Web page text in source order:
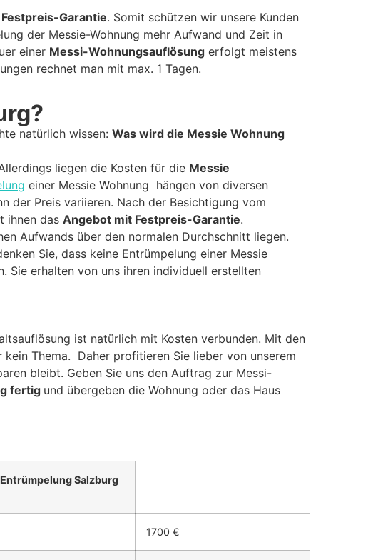
Garantie. Somit schützen wir unsere Kunden
der Messie-Wohnung mehr Aufwand und Zeit in
einer Messi-Wohnungsauflösung erfolgt meistens
rechnet man mit max. 1 Tagen.
natürlich wissen: Was wird die Messie Wohnung
liegen die Kosten für die Messie
einer Messie Wohnung hängen von diversen
der Preis variieren. Nach der Besichtigung vom
ihnen das Angebot mit Festpreis-Garantie.
Aufwands über den normalen Durchschnitt liegen.
Sie, dass keine Entrümpelung einer Messie
Sie erhalten von uns ihren individuell erstellten
ist natürlich mit Kosten verbunden. Mit den
Thema. Daher profitieren Sie lieber von unserem
bleibt. Geben Sie uns den Auftrag zur Messi-
fertig und übergeben die Wohnung oder das Haus
Salzburg
1700 €